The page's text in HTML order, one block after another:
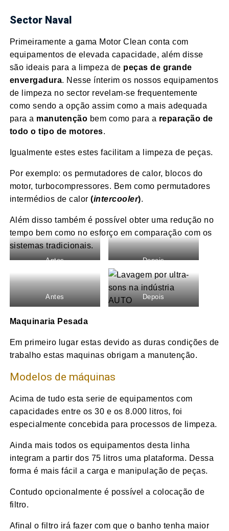
Sector Naval
Primeiramente a gama Motor Clean conta com
equipamentos de elevada capacidade, além disse
são ideais para a limpeza de peças de grande
envergadura. Nesse ínterim os nossos equipamentos
de limpeza no sector revelam-se frequentemente
como sendo a opção assim como a mais adequada
para a manutenção bem como para a reparação de
todo o tipo de motores.
Igualmente estes estes facilitam a limpeza de peças.
Por exemplo: os permutadores de calor, blocos do
motor, turbocompressores. Bem como permutadores
intermédios de calor(intercooler).
Além disso também é possível obter uma redução no
tempo bem como no esforço em comparação com os
sistemas tradicionais.
Antes Depois
Antes Depois
Maquinaria Pesada
Em primeiro lugar estas devido as duras condições de
trabalho estas maquinas obrigam a manutenção.
Modelos de máquinas
Acima de tudo esta serie de equipamentos com
capacidades entre os 30 e os 8.000 litros, foi
especialmente concebida para processos de limpeza.
Ainda mais todos os equipamentos desta linha
integram a partir dos 75 litros uma plataforma. Dessa
forma é mais fácil a carga e manipulação de peças.
Contudo opcionalmente é possível a colocação de
filtro.
Afinal o filtro irá fazer com que o banho tenha maior